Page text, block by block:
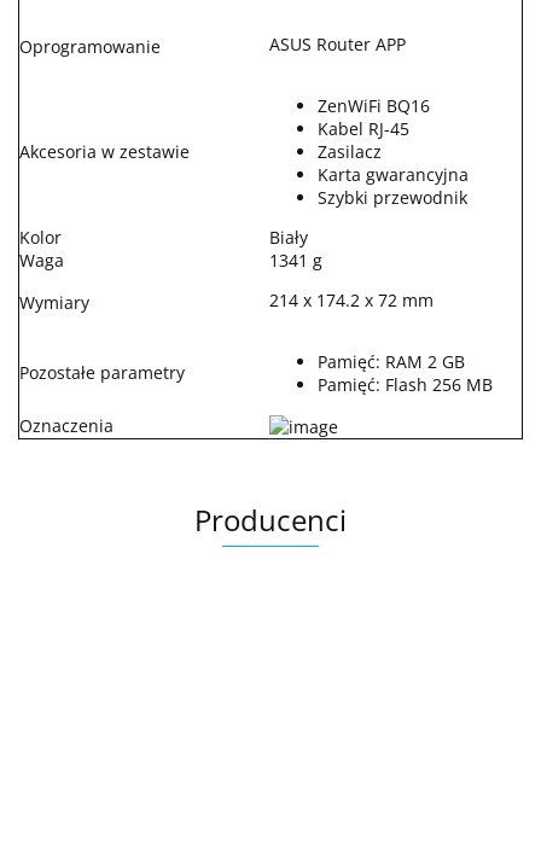
Oprogramowanie ASUS Router APP
Akcesoria w zestawie
ZenWiFi BQ16
Kabel RJ-45
Zasilacz
Karta gwarancyjna
Szybki przewodnik
Kolor
Biały
Waga
1341 g
Wymiary
214 x 174.2 x 72 mm
Pozostałe parametry
Pamięć: RAM 2 GB
Pamięć: Flash 256 MB
Oznaczenia
Producenci